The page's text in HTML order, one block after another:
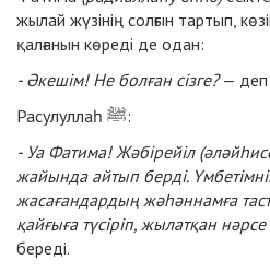
жылай жүзінің солғын тартып,
қалғанын көреді де одан:
- Әкешім! Не болған сізге?— деп
Расулуллаһ ﷺ:
- Уа Фатима! Жәбірейіл
жайында айтып берді.
жасағандардың жәһәннамға
қайғыға түсіріп, жылатқан
береді.